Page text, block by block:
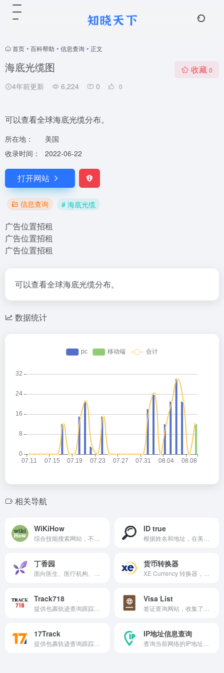
首页 • 百科帮助 • 信息查询 • 正文
海底光缆图
4年前更新 6,224 0 0
收藏 0
可以查看全球海底光缆分布。
所在地：
美国
收录时间：
2022-06-22
打开网站
信息查询 # 海底光缆
广告位置招租
广告位置招租
广告位置招租
可以查看全球海底光缆分布。
数据统计
相关导航
WiKiHow ID true
丁香园 货币转换器
Track718 Visa List
17Track IP地址信息查询